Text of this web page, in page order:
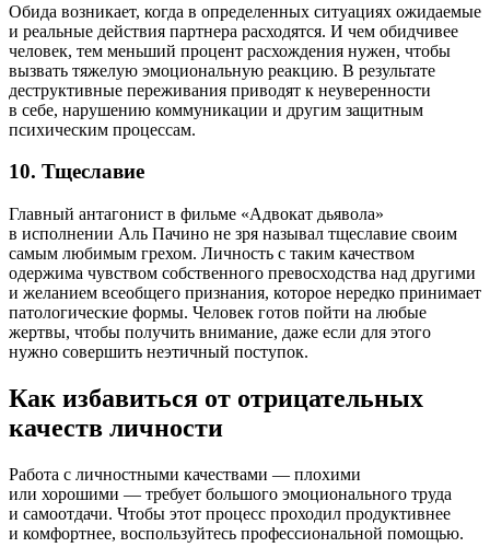
Обида возникает, когда в определенных ситуациях ожидаемые
и реальные действия партнера расходятся. И чем обидчивее
человек, тем меньший процент расхождения нужен, чтобы
вызвать тяжелую эмоциональную реакцию. В результате
деструктивные переживания приводят к неуверенности
в себе, нарушению коммуникации и другим защитным
психическим процессам.
10. Тщеславие
Главный антагонист в фильме «Адвокат дьявола»
в исполнении Аль Пачино не зря называл тщеславие своим
самым любимым грехом. Личность с таким качеством
одержима чувством собственного превосходства над другими
и желанием всеобщего признания, которое нередко принимает
патологические формы. Человек готов пойти на любые
жертвы, чтобы получить внимание, даже если для этого
нужно совершить неэтичный поступок.
Как избавиться от отрицательных
качеств личности
Работа с личностными качествами — плохими
или хорошими — требует большого эмоционального труда
и самоотдачи. Чтобы этот процесс проходил продуктивнее
и комфортнее, воспользуйтесь профессиональной помощью.